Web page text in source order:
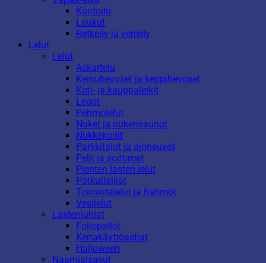
Kuntoilu
Laukut
Retkeily ja veneily
Lelut
Lelut
Askartelu
Keinuhevoset ja keppihevoset
Koti- ja kauppaleikit
Legot
Pehmolelut
Nuket ja nukenvaunut
Nukkekodit
Parkkitalot ja ajoneuvot
Pelit ja soittimet
Pienten lasten lelut
Potkuttelijat
Toimintalelut ja hahmot
Vesilelut
Lastenjuhlat
Foliopallot
Kertakäyttöastiat
Halloween
Naamiaisasut